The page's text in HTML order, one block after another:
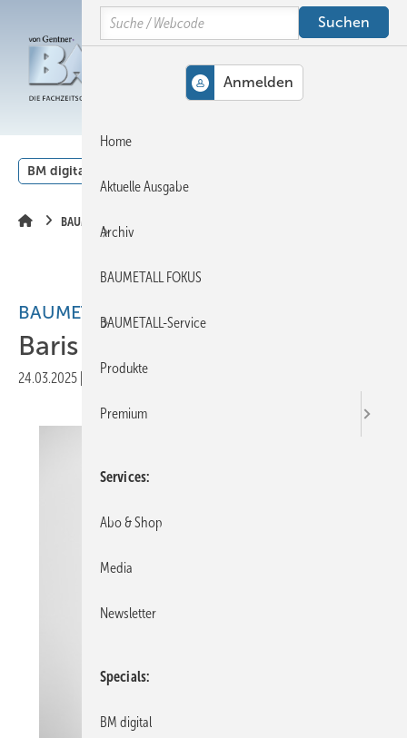
Hauptinhalt
Hauptmenü
SiteSearch
BM digital
BAUMETALL-Extra
BAUMETALL-Extra
Baris Esebali verstorben
24.03.2025 Druckvorschau
Search
Home
Aktuelle Ausgabe
Archiv
BAUMETALL FOKUS
BAUMETALL-Service
Produkte
Premium
Services
Abo & Shop
Media
Newsletter
Specials
BM digital